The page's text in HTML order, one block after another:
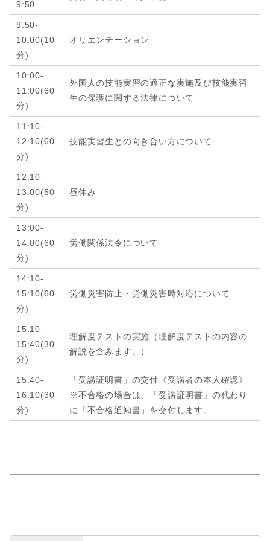
9:50
9:50-
10:00(10
分)
オリエンテーション
10:00-
11:00(60
分)
外国人の技能実習の適正な実施及び技能実習
生の保護に関する法律について
11:10-
12:10(60
分)
技能実習生との向き合い方について
12:10-
13:00(50
分)
昼休み
13:00-
14:00(60
分)
労働関係法令について
14:10-
15:10(60
分)
労働災害防止・労働災害時対応について
15:10-
15:40(30
分)
理解度テストの実施（理解度テストの内容の
解説を含みます。）
15:40-
16:10(30
分)
「受講証明書」の交付《受講者の本人確認》
※不合格の場合は、「受講証明書」の代わり
に「不合格通知書」を交付します。